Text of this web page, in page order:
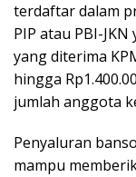
terdaftar dalam
PIP atau PBI-
yang diterima
hingga
jumlah anggota
Penyaluran
mampu